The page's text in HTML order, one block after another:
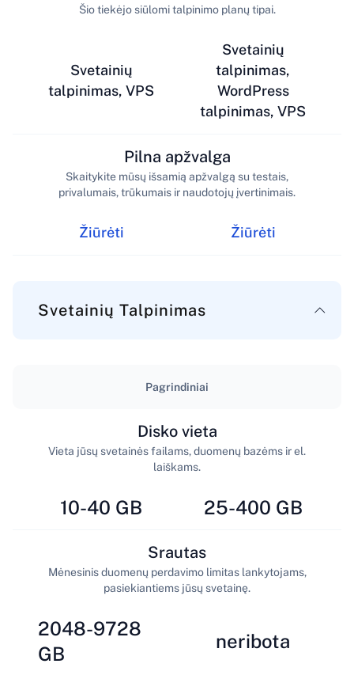
Svetainių
talpinimas, VPS
Šio tiekėjo siūlomi talpinimo planų tipai.
Svetainių
talpinimas,
WordPress
talpinimas, VPS
Žiūrėti
Pilna apžvalga
Skaitykite mūsų išsamią apžvalgą su testais,
privalumais, trūkumais ir naudotojų įvertinimais.
Žiūrėti
Svetainių Talpinimas
Pagrindiniai
10-40 GB
Disko vieta
Vieta jūsų svetainės failams, duomenų bazėms ir el.
laiškams.
25-400 GB
2048-9728
GB
Srautas
Mėnesinis duomenų perdavimo limitas lankytojams,
pasiekiantiems jūsų svetainę.
neribota